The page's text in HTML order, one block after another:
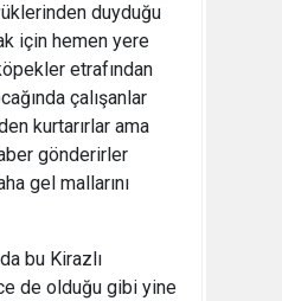
duyduğu
için hemen yere
etrafından
çalışanlar
kurtarırlar ama
gönderirler
gel mallarını
bu Kirazlı
de olduğu gibi yine